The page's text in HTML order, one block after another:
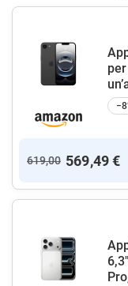
619,00 569,49 €